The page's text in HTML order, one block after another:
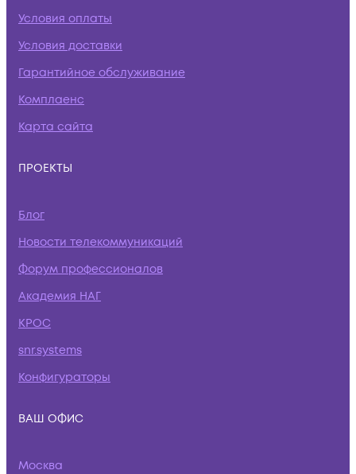
Условия оплаты
Условия доставки
Гарантийное обслуживание
Комплаенс
Карта сайта
ПРОЕКТЫ
Блог
Новости телекоммуникаций
Форум профессионалов
Академия НАГ
КРОС
snr.systems
Конфигураторы
ВАШ ОФИС
Москва